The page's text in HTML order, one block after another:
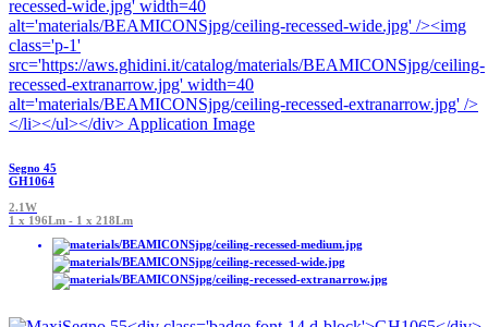
Segno 45
GH1064
2.1W
1 x 196Lm - 1 x 218Lm